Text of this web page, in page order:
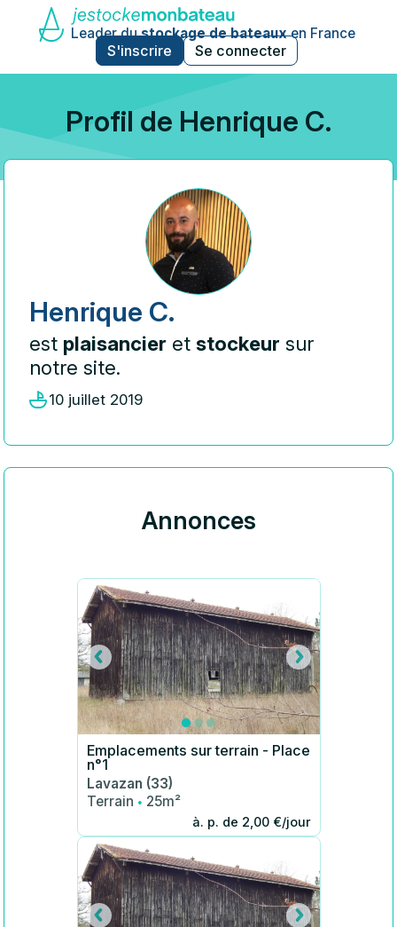
Leader dustockage de bateauxen France
S'inscrire Se connecter
Profil de Henrique C.
Henrique C.
est plaisancier etstockeur sur
notre site.
10 juillet 2019
Annonces
Emplacements sur terrain - Place
n°1
Lavazan (33)
Terrain · 25m²
à. p. de 2,00 €/jour